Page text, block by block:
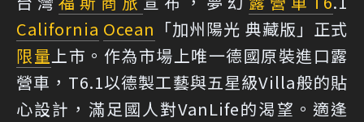
California Ocean 「加州陽光 典藏版」正式
限量上市。作為市場上唯一德國原裝進口露
營車，T6.1以德製工藝與五星級Villa般的貼
心設計，滿足國人對VanLife的渴望。適逢